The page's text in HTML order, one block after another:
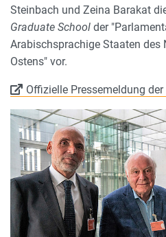
Steinbach und Zeina Barakat
Graduate School der
Arabischsprachige Staaten des
Ostens" vor.
Offizielle Pressemeldung der